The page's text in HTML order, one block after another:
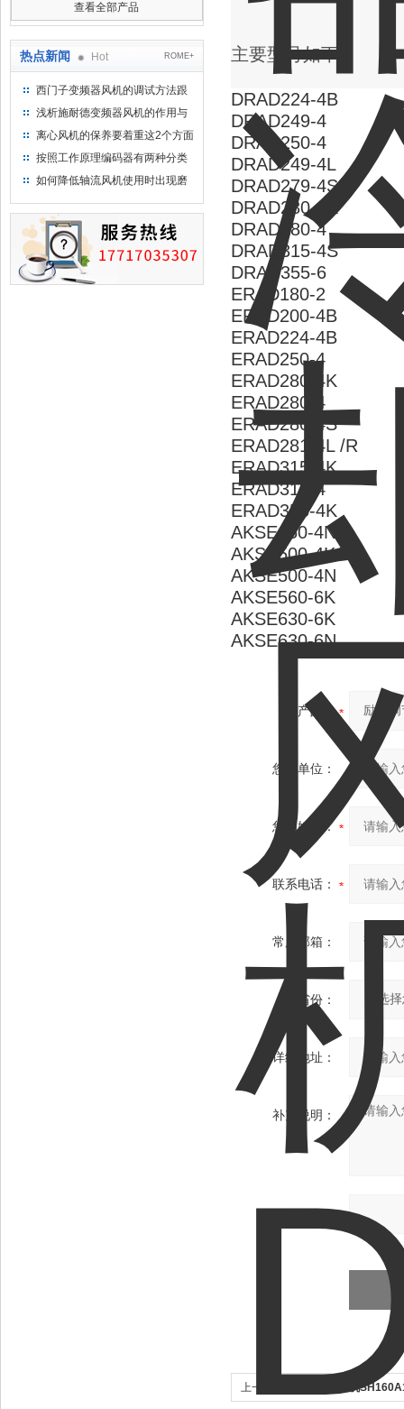
查看全部产品
热点新闻 Hot ROME+
西门子变频器风机的调试方法跟
步骤
浅析施耐德变频器风机的作用与
意义所在
离心风机的保养要着重这2个方面
按照工作原理编码器有两种分类
如何降低轴流风机使用时出现磨
主要型号如下：
DRAD224-4B
DRAD249-4
DRAD250-4
DRAD249-4L
DRAD279-4S
DRAD280-4K
DRAD280-4
DRAD315-4S
DRAD355-6
ERAD180-2
ERAD200-4B
ERAD224-4B
ERAD250-4
ERAD280-4K
ERAD280-4
ERAD280-4S
ERAD281-4L /R
ERAD315-4K
ERAD315-4
ERAD355-4K
AKSE450-4N
AKSE500-4K
AKSE500-4N
AKSE560-6K
AKSE630-6K
AKSE630-6N
产品：
您的单位：
您的姓名：
联系电话：
常用邮箱：
省份：
详细地址：
补充说明：
验证码：
上一个： 捯炉机空调风机